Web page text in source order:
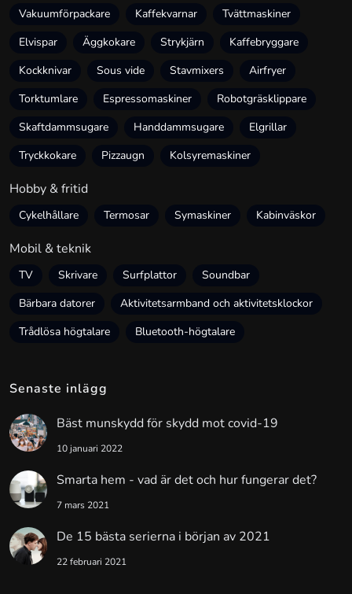
Vakuumförpackare
Kaffekvarnar
Tvättmaskiner
Elvispar
Äggkokare Strykjärn
Kaffebryggare
Kockknivar
Sous vide Stavmixers
Airfryer
Torktumlare
Espressomaskiner
Robotgräsklippare
Skaftdammsugare
Handdammsugare
Elgrillar
Tryckkokare
Pizzaugn Kolsyremaskiner
Hobby & fritid
Cykelhållare Termosar Symaskiner Kabinväskor
Mobil & teknik
TV Skrivare Surfplattor
Soundbar
Bärbara datorer
Aktivitetsarmband och aktivitetsklockor
Trådlösa högtalare
Bluetooth-högtalare
Senaste inlägg
Bäst munskydd för skydd mot covid-19
10 januari 2022
Smarta hem - vad är det och hur fungerar det?
7 mars 2021
De 15 bästa serierna i början av 2021
22 februari 2021